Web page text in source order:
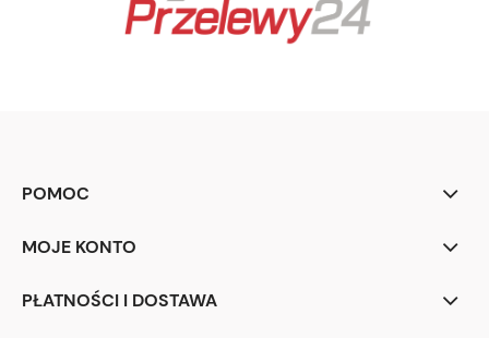
POMOC
MOJE KONTO
PŁATNOŚCI I DOSTAWA